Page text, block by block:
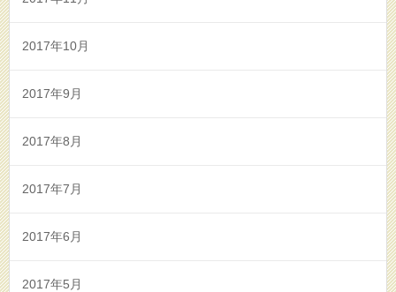
2017年10月
2017年9月
2017年8月
2017年7月
2017年6月
2017年5月